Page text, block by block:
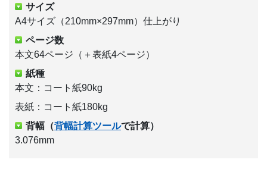
サイズ
A4サイズ（210mm×297mm）仕上がり
ページ数
本文64ページ（＋表紙4ページ）
紙種
本文：コート紙90kg
表紙：コート紙180kg
背幅（背幅計算ツールで計算）
3.076mm